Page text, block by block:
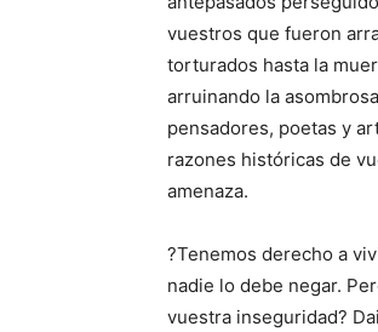
vuestros que fueron
torturados hasta la
arruinando la
pensadores, poetas y
razones históricas de
amenaza.
?Tenemos derecho a
nadie lo debe negar.
vuestra inseguridad?